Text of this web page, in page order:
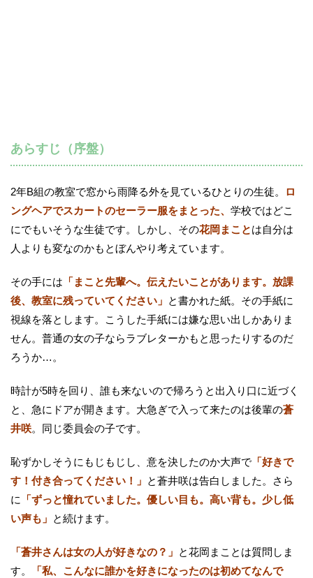
あらすじ（序盤）
2年B組の教室で窓から雨降る外を見ているひとりの生徒。
ロ
ングヘアでスカートのセーラー服をまとった、 学校ではどこ
にでもいそうな生徒です。しかし、その花岡まことは自分は
人よりも変なのかもとぼんやり考えています。
その手には 「まこと先輩へ。伝えたいことがあります。放課
後、教室に残っていてください」 と書かれた紙。その手紙に
視線を落とします。こうした手紙には嫌な思い出しかありま
せん。普通の女の子ならラブレターかもと思ったりするのだ
ろうか…。
時計が5時を回り、誰も来ないので帰ろうと出入り口に近づく
と、急にドアが開きます。大急ぎで入って来たのは後輩の蒼
井咲。同じ委員会の子です。
恥ずかしそうにもじもじし、意を決したのか大声で 「好きで
す！付き合ってください！」 と蒼井咲は告白しました。さら
に
「ずっと憧れていました。優しい目も。高い背も。少し低
い声も」 と続けます。
「蒼井さんは女の人が好きなの？」 と花岡まことは質問しま
す。
「私、こんなに誰かを好きになったのは初めてなんで